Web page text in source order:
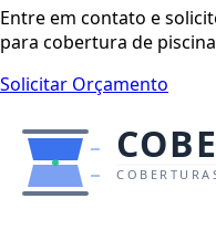
Entre em contato e
para cobertura de
Solicitar Orçamento